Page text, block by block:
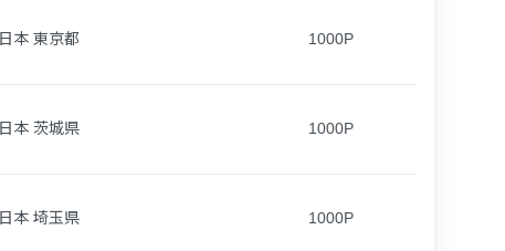
日本 東京都 1000P
日本 茨城県 1000P
日本 埼玉県 1000P